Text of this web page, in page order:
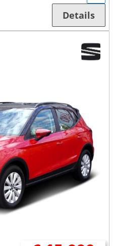
Details